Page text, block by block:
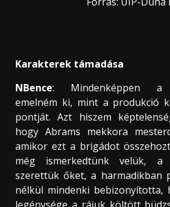
Karakterek támadása
NBence: Mindenképpen a
emelném ki, mint a produkció
pontját. Azt hiszem
hogy Abrams mekkora
amikor ezt a brigádot
még ismerkedtünk velük, a
szerettük őket, a harmadikban
nélkül mindenki bebizonyította,